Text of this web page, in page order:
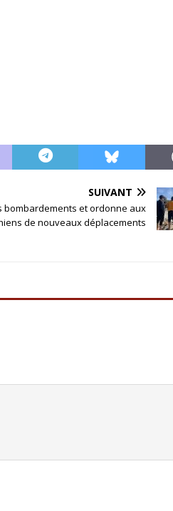
SUIVANT
bombardements et ordonne aux
de nouveaux déplacements